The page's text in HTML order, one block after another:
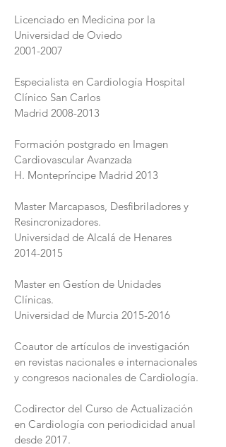
Licenciado en Medicina por la
Universidad de Oviedo
2001-2007
Especialista en Cardiología Hospital
Clínico San Carlos
Madrid 2008-2013
Formación postgrado en Imagen
Cardiovascular Avanzada
H. Montepríncipe Madrid 2013
Master Marcapasos, Desfibriladores y
Resincronizadores.
Universidad de Alcalá de Henares
2014-2015
Master en Gestíon de Unidades
Clínicas.
Universidad de Murcia 2015-2016
Coautor de artículos de investigación
en revistas nacionales e internacionales
y congresos nacionales de Cardiología.
Codirector del Curso de Actualización
en Cardiología con periodicidad anual
desde 2017.